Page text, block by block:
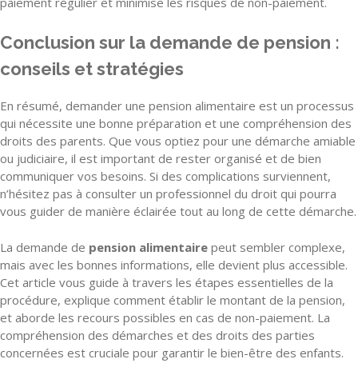
Conclusion sur la demande de pension :
conseils et stratégies
En résumé, demander une pension alimentaire est un processus
qui nécessite une bonne préparation et une compréhension des
droits des parents. Que vous optiez pour une démarche amiable
ou judiciaire, il est important de rester organisé et de bien
communiquer vos besoins. Si des complications surviennent,
n’hésitez pas à consulter un professionnel du droit qui pourra
vous guider de manière éclairée tout au long de cette démarche.
La demande de pension alimentaire peut sembler complexe,
mais avec les bonnes informations, elle devient plus accessible.
Cet article vous guide à travers les étapes essentielles de la
procédure, explique comment établir le montant de la pension,
et aborde les recours possibles en cas de non-paiement. La
compréhension des démarches et des droits des parties
concernées est cruciale pour garantir le bien-être des enfants.